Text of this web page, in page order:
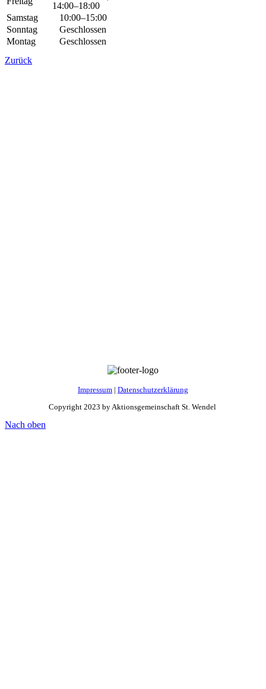
14:00–18:00
Samstag
10:00–15:00
Sonntag
Geschlossen
Montag
Geschlossen
Zurück
Impressum | Datenschutzerklärung
Copyright 2023 by Aktionsgemeinschaft St. Wendel
Nach oben